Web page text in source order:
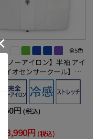
全5色
全ノーアイロン】半袖 アイ
イオセンサークール】セ
吸湿冷感 高通気 織柄無地
i-shirt 春夏
円 (税込)
3,990円 (税込)